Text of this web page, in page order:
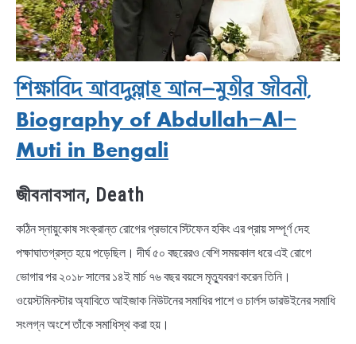
শিক্ষাবিদ আবদুল্লাহ আল-মুতীর জীবনী,
Biography of Abdullah-Al-
Muti in Bengali
জীবনাবসান, Death
কঠিন স্নায়ুকোষ সংক্রান্ত রোগের প্রভাবে স্টিফেন হকিং এর প্রায় সম্পূর্ণ দেহ
পক্ষাঘাতগ্রস্ত হয়ে পড়েছিল। দীর্ঘ ৫০ বছরেরও বেশি সময়কাল ধরে এই রোগে
ভোগার পর ২০১৮ সালের ১৪ই মার্চ ৭৬ বছর বয়সে মৃত্যুবরণ করেন তিনি।
ওয়েস্টমিনস্টার অ্যাবিতে আইজাক নিউটনের সমাধির পাশে ও চার্লস ডারউইনের সমাধি
সংলগ্ন অংশে তাঁকে সমাধিস্থ করা হয়।